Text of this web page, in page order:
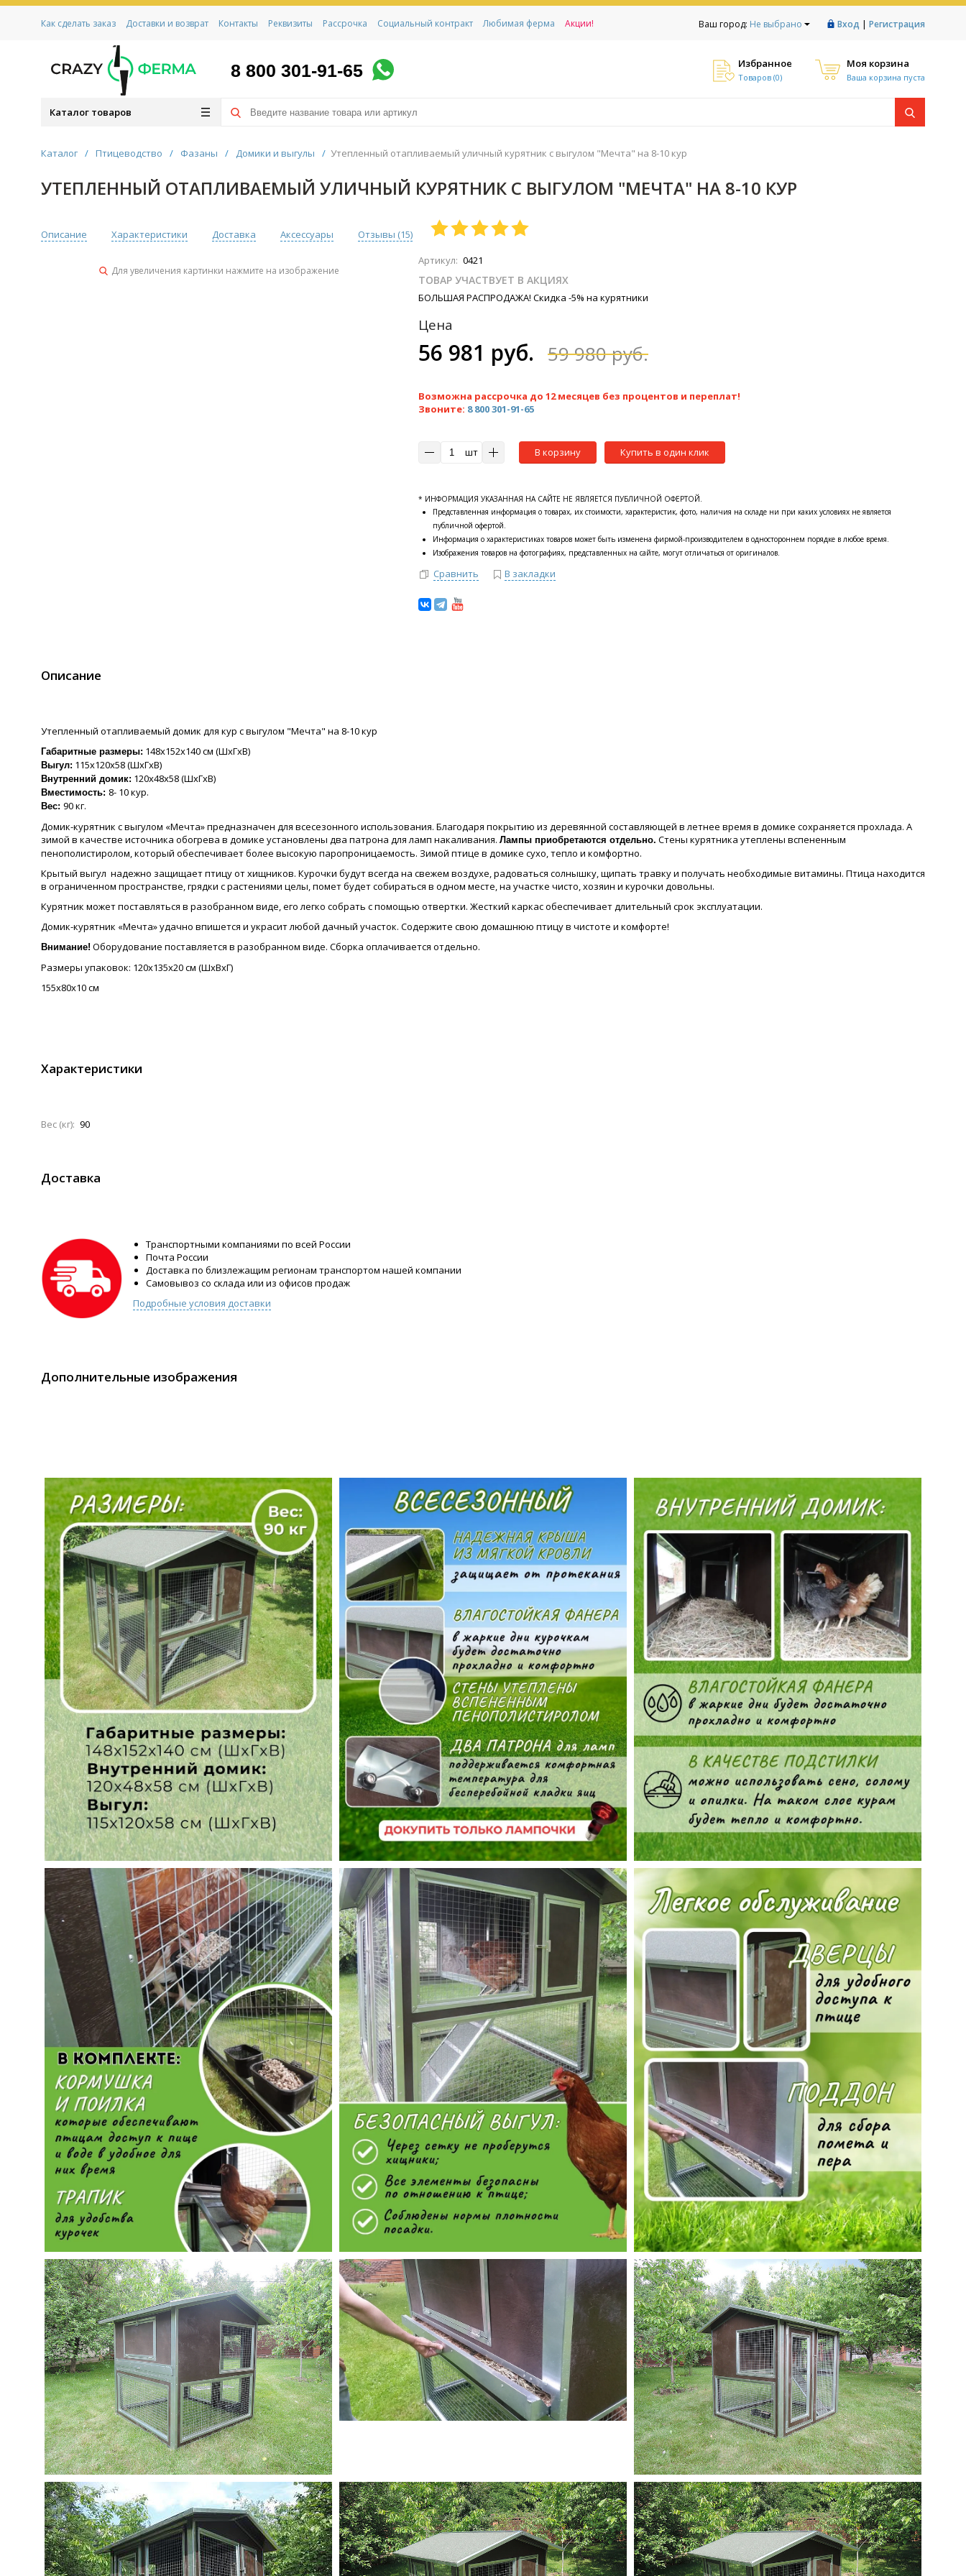
Ваш город: Не выбрано Вход | Регистрация
Как сделать заказ Доставки и возврат Контакты Реквизиты Рассрочка Социальный контракт Любимая ферма Акции!
8 800 301-91-65 Избранное
Товаров (0)
Моя корзина
Ваша корзина пуста
Каталог товаров
Каталог / Птицеводство / Фазаны / Домики и выгулы / Утепленный отапливаемый уличный курятник с выгулом "Мечта" на 8-10 кур
УТЕПЛЕННЫЙ ОТАПЛИВАЕМЫЙ УЛИЧНЫЙ КУРЯТНИК С ВЫГУЛОМ "МЕЧТА" НА 8-10 КУР
Описание Характеристики Доставка Аксессуары Отзывы (15)
Для увеличения картинки нажмите на изображение
Артикул: 0421
ТОВАР УЧАСТВУЕТ В АКЦИЯХ
БОЛЬШАЯ РАСПРОДАЖА! Скидка -5% на курятники
Цена
56 981 руб. 59 980 руб.
Возможна рассрочка до 12 месяцев без процентов и переплат!
Звоните: 8 800 301-91-65
шт В корзину Купить в один клик
* ИНФОРМАЦИЯ УКАЗАННАЯ НА САЙТЕ НЕ ЯВЛЯЕТСЯ ПУБЛИЧНОЙ ОФЕРТОЙ.
Представленная информация о товарах, их стоимости, характеристик, фото, наличия на складе ни при каких условиях не является
публичной офертой.
Информация о характеристиках товаров может быть изменена фирмой-производителем в одностороннем порядке в любое время.
Изображения товаров на фотографиях, представленных на сайте, могут отличаться от оригиналов.
Сравнить В закладки
Описание
Утепленный отапливаемый домик для кур с выгулом "Мечта" на 8-10 кур
Габаритные размеры: 148х152х140 см (ШхГхВ)
Выгул: 115х120х58 (ШхГхВ)
Внутренний домик: 120х48х58 (ШхГхВ)
Вместимость: 8- 10 кур.
Вес: 90 кг.
Домик-курятник с выгулом «Мечта» предназначен для всесезонного использования. Благодаря покрытию из деревянной составляющей в летнее время в домике сохраняется прохлада. А
зимой в качестве источника обогрева в домике установлены два патрона для ламп накаливания. Лампы приобретаются отдельно. Стены курятника утеплены вспененным
пенополистиролом, который обеспечивает более высокую паропроницаемость. Зимой птице в домике сухо, тепло и комфортно.
Крытый выгул надежно защищает птицу от хищников. Курочки будут всегда на свежем воздухе, радоваться солнышку, щипать травку и получать необходимые витамины. Птица находится
в ограниченном пространстве, грядки с растениями целы, помет будет собираться в одном месте, на участке чисто, хозяин и курочки довольны.
Курятник может поставляться в разобранном виде, его легко собрать с помощью отвертки. Жесткий каркас обеспечивает длительный срок эксплуатации.
Домик-курятник «Мечта» удачно впишется и украсит любой дачный участок. Содержите свою домашнюю птицу в чистоте и комфорте!
Внимание! Оборудование поставляется в разобранном виде. Сборка оплачивается отдельно.
Размеры упаковок: 120х135х20 см (ШхВхГ)
155х80х10 см
Характеристики
Вес (кг): 90
Доставка
Транспортными компаниями по всей России
Почта России
Доставка по близлежащим регионам транспортом нашей компании
Самовывоз со склада или из офисов продаж
Подробные условия доставки
Дополнительные изображения